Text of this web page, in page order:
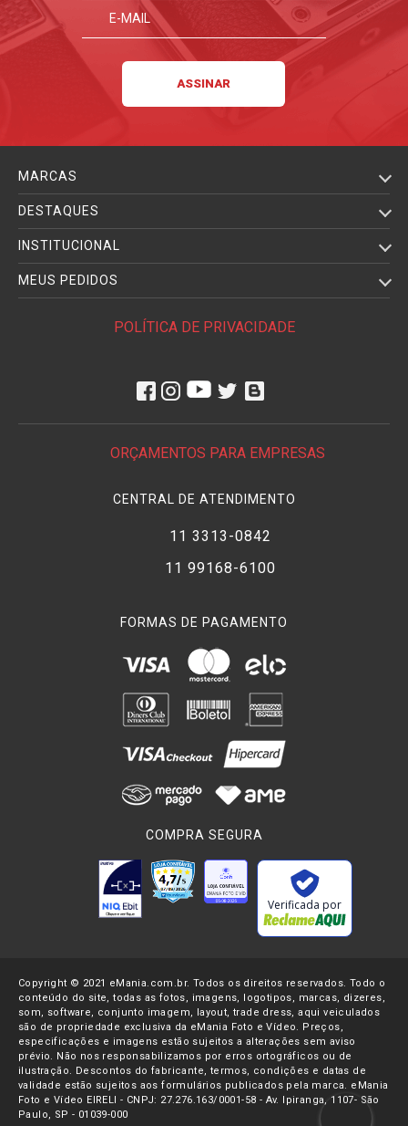
MARCAS
DESTAQUES
INSTITUCIONAL
MEUS PEDIDOS
POLÍTICA DE PRIVACIDADE
ORÇAMENTOS PARA EMPRESAS
CENTRAL DE ATENDIMENTO
11 3313-0842
11 99168-6100
FORMAS DE PAGAMENTO
COMPRA SEGURA
Verificada por
Copyright © 2021 eMania.com.br. Todos os direitos reservados. Todo o
conteúdo do site, todas as fotos, imagens, logotipos, marcas, dizeres,
som, software, conjunto imagem, layout, trade dress, aqui veiculados
são de propriedade exclusiva da eMania Foto e Vídeo. Preços,
especificações e imagens estão sujeitos a alterações sem aviso
prévio. Não nos responsabilizamos por erros ortográficos ou de
ilustração. Descontos do fabricante, termos, condições e datas de
validade estão sujeitos aos formulários publicados pela marca. eMania
Foto e Vídeo EIRELI - CNPJ: 27.276.163/0001-58 - Av. Ipiranga, 1107- São
Paulo, SP - 01039-000